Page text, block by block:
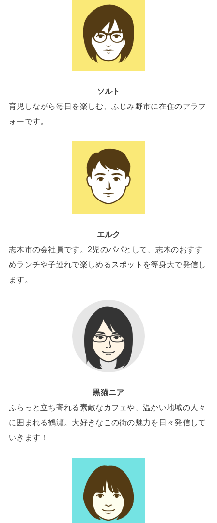
ソルト
育児しながら毎日を楽しむ、ふじみ野市に在住のアラフ
ォーです。
エルク
志木市の会社員です。2児のパパとして、志木のおすす
めランチや子連れで楽しめるスポットを等身大で発信し
ます。
黒猫ニア
ふらっと立ち寄れる素敵なカフェや、温かい地域の人々
に囲まれる鶴瀬。大好きなこの街の魅力を日々発信して
いきます！